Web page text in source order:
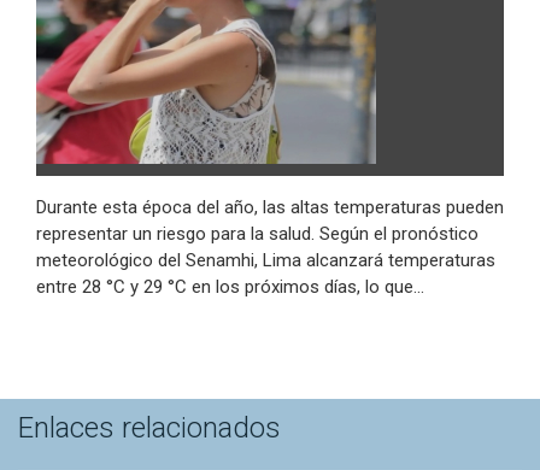
Durante esta época del año, las altas temperaturas pueden
representar un riesgo para la salud. Según el pronóstico
meteorológico del Senamhi, Lima alcanzará temperaturas
entre 28 °C y 29 °C en los próximos días, lo que…
Enlaces relacionados